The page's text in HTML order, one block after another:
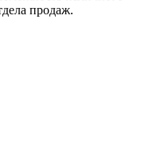
продаж.